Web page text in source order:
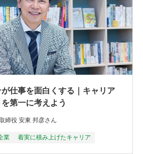
が仕事を面白くする｜キャリア
第一に考えよう
締役 安東 邦彦さん
業 着実に積み上げたキャリア